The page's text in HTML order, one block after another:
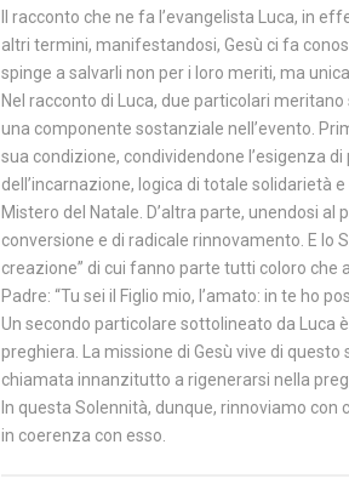
Il racconto che ne fa l’evangelista Luca, in
altri termini, manifestandosi, Gesù ci fa
spinge a salvarli non per i loro meriti, ma
Nel racconto di Luca, due particolari
una componente sostanziale nell’evento.
sua condizione, condividendone l’esigenza
dell’incarnazione, logica di totale solidarietà
Mistero del Natale. D’altra parte, unendosi
conversione e di radicale rinnovamento. E lo
creazione” di cui fanno parte tutti coloro che
Padre: “Tu sei il Figlio mio, l’amato: in te ho
Un secondo particolare sottolineato da Luca
preghiera. La missione di Gesù vive di
chiamata innanzitutto a rigenerarsi nella
In questa Solennità, dunque, rinnoviamo
in coerenza con esso.